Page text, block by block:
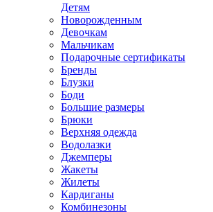
Детям
Новорожденным
Девочкам
Мальчикам
Подарочные сертификаты
Бренды
Блузки
Боди
Большие размеры
Брюки
Верхняя одежда
Водолазки
Джемперы
Жакеты
Жилеты
Кардиганы
Комбинезоны